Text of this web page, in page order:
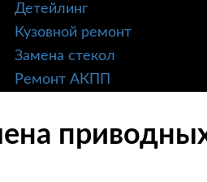
Детейлинг
Кузовной ремонт
Замена стекол
Ремонт АКПП